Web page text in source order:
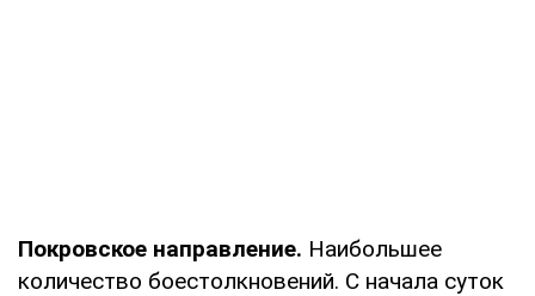
Покровское направление. Наибольшее
количество боестолкновений. С начала суток